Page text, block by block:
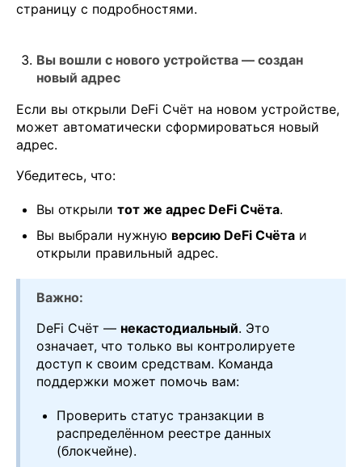
страницу с подробностями.
Вы вошли с нового устройства — создан
новый адрес
Если вы открыли DeFi Счёт на новом устройстве,
может автоматически сформироваться новый
адрес.
Убедитесь, что:
Вы открыли тот же адрес DeFi Счёта.
Вы выбрали нужную версию DeFi Счёта и
открыли правильный адрес.
Важно:
DeFi Счёт — некастодиальный. Это
означает, что только вы контролируете
доступ к своим средствам. Команда
поддержки может помочь вам:
Проверить статус транзакции в
распределённом реестре данных
(блокчейне).